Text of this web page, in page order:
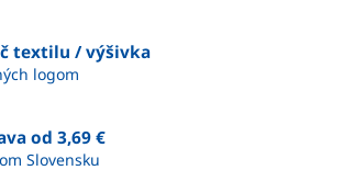
textilu / výšivka
logom
od 3,69 €
Slovensku